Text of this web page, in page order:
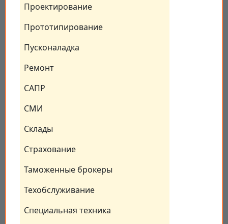
Проектирование
Прототипирование
Пусконаладка
Ремонт
САПР
СМИ
Склады
Страхование
Таможенные брокеры
Техобслуживание
Специальная техника